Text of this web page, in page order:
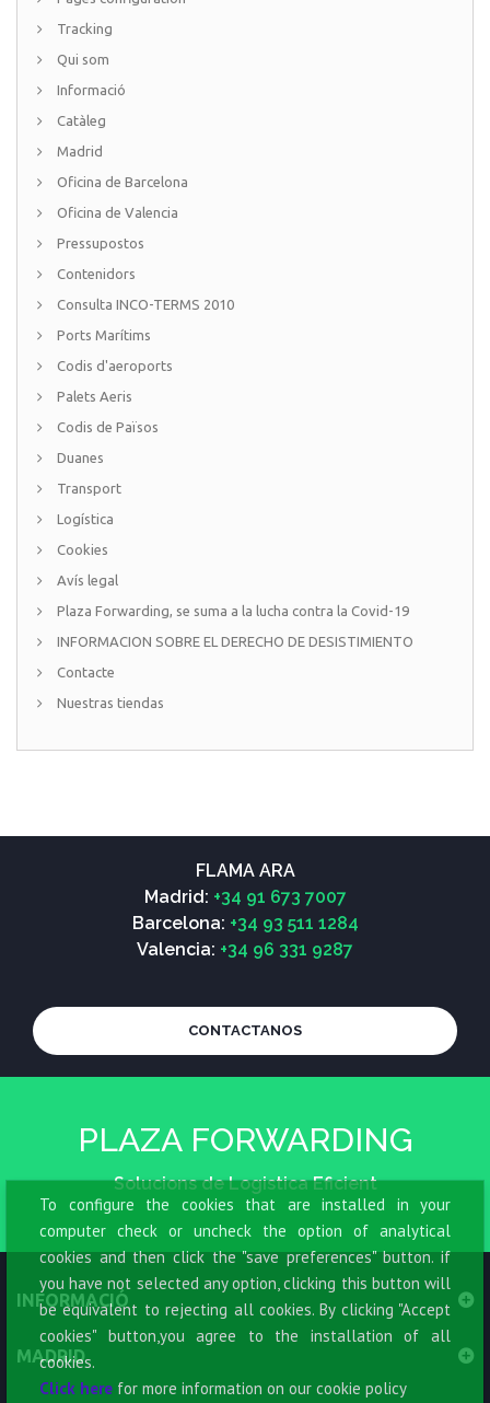
Tracking
Qui som
Informació
Catàleg
Madrid
Oficina de Barcelona
Oficina de Valencia
Pressupostos
Contenidors
Consulta INCO-TERMS 2010
Ports Marítims
Codis d'aeroports
Palets Aeris
Codis de Països
Duanes
Transport
Logística
Cookies
Avís legal
Plaza Forwarding, se suma a la lucha contra la Covid-19
INFORMACION SOBRE EL DERECHO DE DESISTIMIENTO
Contacte
Nuestras tiendas
FLAMA ARA
Madrid: +34 91 673 7007
Barcelona: +34 93 511 1284
Valencia: +34 96 331 9287
CONTACTANOS
PLAZA FORWARDING
Solucions de Logistica Eficient
INFORMACIÓ
MADRID
To configure the cookies that are installed in your
computer check or uncheck the option of analytical
cookies and then click the "save preferences" button. if
you have not selected any option, clicking this button will
be equivalent to rejecting all cookies. By clicking "Accept
cookies" button,you agree to the installation of all
cookies.
Click here for more information on our cookie policy